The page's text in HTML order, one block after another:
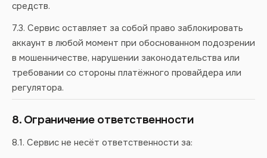
средств.
7.3. Сервис оставляет за собой право заблокировать
аккаунт в любой момент при обоснованном подозрении
в мошенничестве, нарушении законодательства или
требовании со стороны платёжного провайдера или
регулятора.
8. Ограничение ответственности
8.1. Сервис не несёт ответственности за: